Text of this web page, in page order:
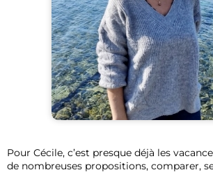
Pour Cécile, c’est presque déjà les
de nombreuses propositions, comparer,